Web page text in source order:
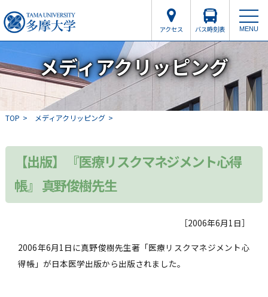
アクセス バス時刻表 MENU
メディアクリッピング
TOP メディアクリッピング
【出版】 『医療リスクマネジメント心得
帳』 真野俊樹先生
［2006年6月1日］
2006年6月1日に真野俊樹先生著「医療リスクマネジメント心
得帳」が日本医学出版から出版されました。